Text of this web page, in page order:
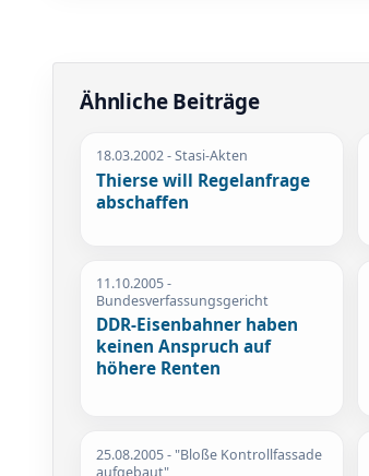
Ähnliche Beiträge
18.03.2002- Stasi-Akten
Thierse will Regelanfrage
abschaffen
11.10.2005-
Bundesverfassungsgericht
DDR-Eisenbahner haben
keinen Anspruch auf
höhere Renten
25.08.2005- "Bloße Kontrollfassade
aufgebaut"